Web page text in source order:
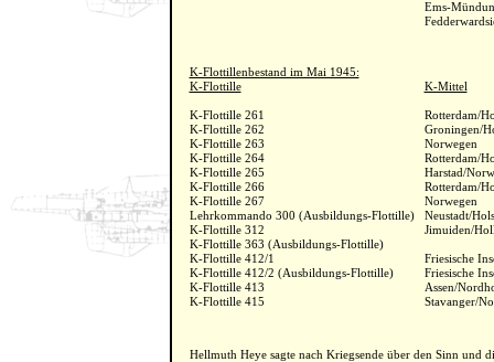
Ems-
K-Flottillenbestand im Mai 1945:
K-Flottille
K-Mittel
K-Flottille 261
Rotterdam/
K-Flottille 262
Groningen/
K-Flottille 263
Norwegen
K-Flottille 264
Rotterdam/
K-Flottille 265
Harstad/
K-Flottille 266
Rotterdam/
K-Flottille 267
Norwegen
Lehrkommando 300 (Ausbildungs-Flottille)
Neustadt/
K-Flottille 312
Jimuiden/
K-Flottille 363 (Ausbildungs-Flottille)
K-Flottille 412/1
Friesische
K-Flottille 412/2 (Ausbildungs-Flottille)
Friesische
K-Flottille 413
Assen/
K-Flottille 415
Stavanger/
Hellmuth Heye sagte nach Kriegsende über den Sinn und